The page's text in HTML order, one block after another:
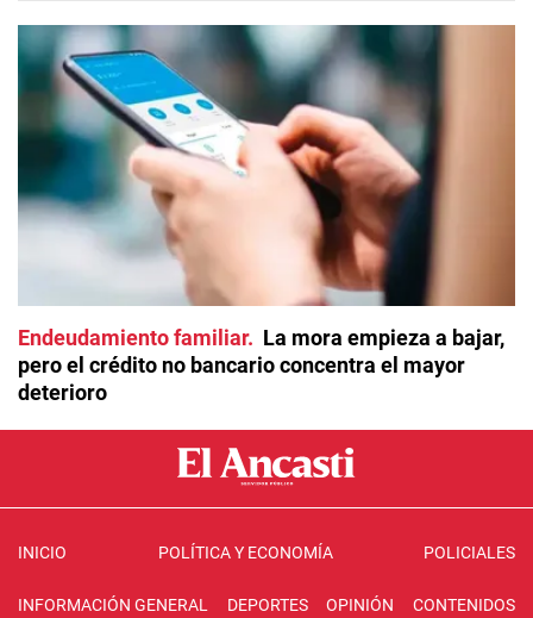
Endeudamiento familiar
La mora empieza a bajar,
pero el crédito no bancario concentra el mayor
deterioro
INICIO POLÍTICA Y ECONOMÍA POLICIALES
INFORMACIÓN GENERAL DEPORTES OPINIÓN CONTENIDOS